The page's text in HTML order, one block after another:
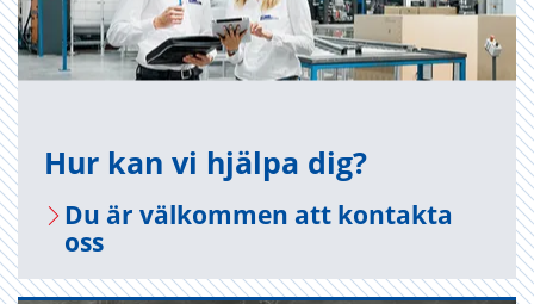
Hur kan vi hjäl­pa dig?
Du är väl­kom­men att kon­tak­ta
oss